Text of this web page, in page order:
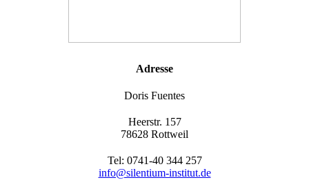
Adresse
Doris Fuentes
Heerstr. 157
78628 Rottweil
Tel: 0741-40 344 257
info@silentium-institut.de